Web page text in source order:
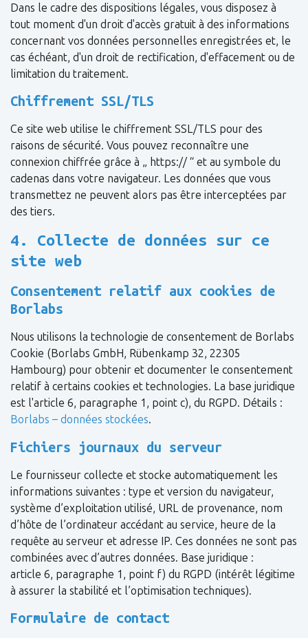
Dans le cadre des dispositions légales, vous disposez à
tout moment d'un droit d'accès gratuit à des informations
concernant vos données personnelles enregistrées et, le
cas échéant, d'un droit de rectification, d'effacement ou de
limitation du traitement.
Chiffrement SSL/TLS
Ce site web utilise le chiffrement SSL/TLS pour des
raisons de sécurité. Vous pouvez reconnaître une
connexion chiffrée grâce à „ https:// “ et au symbole du
cadenas dans votre navigateur. Les données que vous
transmettez ne peuvent alors pas être interceptées par
des tiers.
4. Collecte de données sur ce
site web
Consentement relatif aux cookies de
Borlabs
Nous utilisons la technologie de consentement de Borlabs
Cookie (Borlabs GmbH, Rübenkamp 32, 22305
Hambourg) pour obtenir et documenter le consentement
relatif à certains cookies et technologies. La base juridique
est l'article 6, paragraphe 1, point c), du RGPD. Détails :
Borlabs – données stockées.
Fichiers journaux du serveur
Le fournisseur collecte et stocke automatiquement les
informations suivantes : type et version du navigateur,
système d’exploitation utilisé, URL de provenance, nom
d’hôte de l’ordinateur accédant au service, heure de la
requête au serveur et adresse IP. Ces données ne sont pas
combinées avec d’autres données. Base juridique :
article 6, paragraphe 1, point f) du RGPD (intérêt légitime
à assurer la stabilité et l’optimisation techniques).
Formulaire de contact